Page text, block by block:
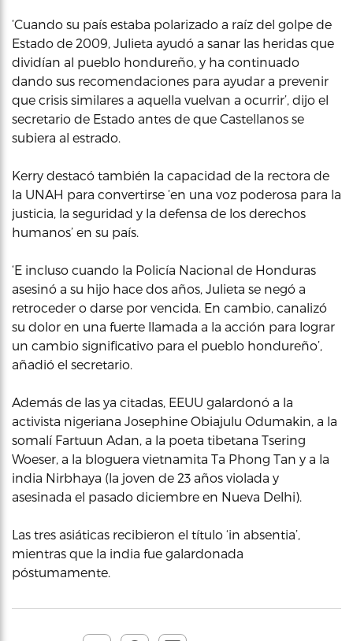
‘Cuando su país estaba polarizado a raíz del golpe de
Estado de 2009, Julieta ayudó a sanar las heridas que
dividían al pueblo hondureño, y ha continuado
dando sus recomendaciones para ayudar a prevenir
que crisis similares a aquella vuelvan a ocurrir’, dijo el
secretario de Estado antes de que Castellanos se
subiera al estrado.
Kerry destacó también la capacidad de la rectora de
la UNAH para convertirse ‘en una voz poderosa para la
justicia, la seguridad y la defensa de los derechos
humanos’ en su país.
‘E incluso cuando la Policía Nacional de Honduras
asesinó a su hijo hace dos años, Julieta se negó a
retroceder o darse por vencida. En cambio, canalizó
su dolor en una fuerte llamada a la acción para lograr
un cambio significativo para el pueblo hondureño’,
añadió el secretario.
Además de las ya citadas, EEUU galardonó a la
activista nigeriana Josephine Obiajulu Odumakin, a la
somalí Fartuun Adan, a la poeta tibetana Tsering
Woeser, a la bloguera vietnamita Ta Phong Tan y a la
india Nirbhaya (la joven de 23 años violada y
asesinada el pasado diciembre en Nueva Delhi).
Las tres asiáticas recibieron el título ‘in absentia’,
mientras que la india fue galardonada
póstumamente.